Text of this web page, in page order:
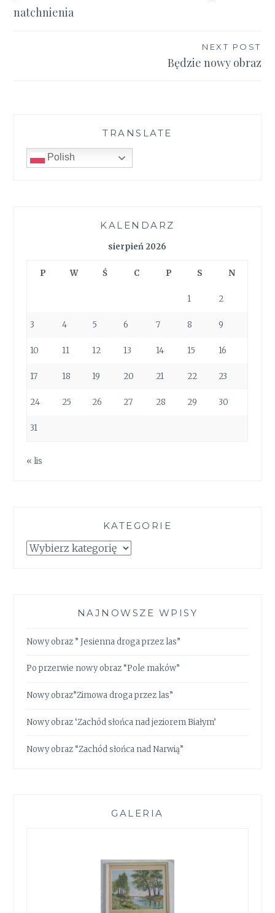
natchnienia
NEXT POST
Będzie nowy obraz
TRANSLATE
Polish
KALENDARZ
sierpień 2026
P W Ś C P S N
1 2
3 4 5 6 7 8 9
10 11 12 13 14 15 16
17 18 19 20 21 22 23
24 25 26 27 28 29 30
31
« lis
KATEGORIE
Kategorie
NAJNOWSZE WPISY
Nowy obraz ” Jesienna droga przez las”
Po przerwie nowy obraz “Pole maków”
Nowy obraz”Zimowa droga przez las”
Nowy obraz ‘Zachód słońca nad jeziorem Białym’
Nowy obraz “Zachód słońca nad Narwią”
GALERIA